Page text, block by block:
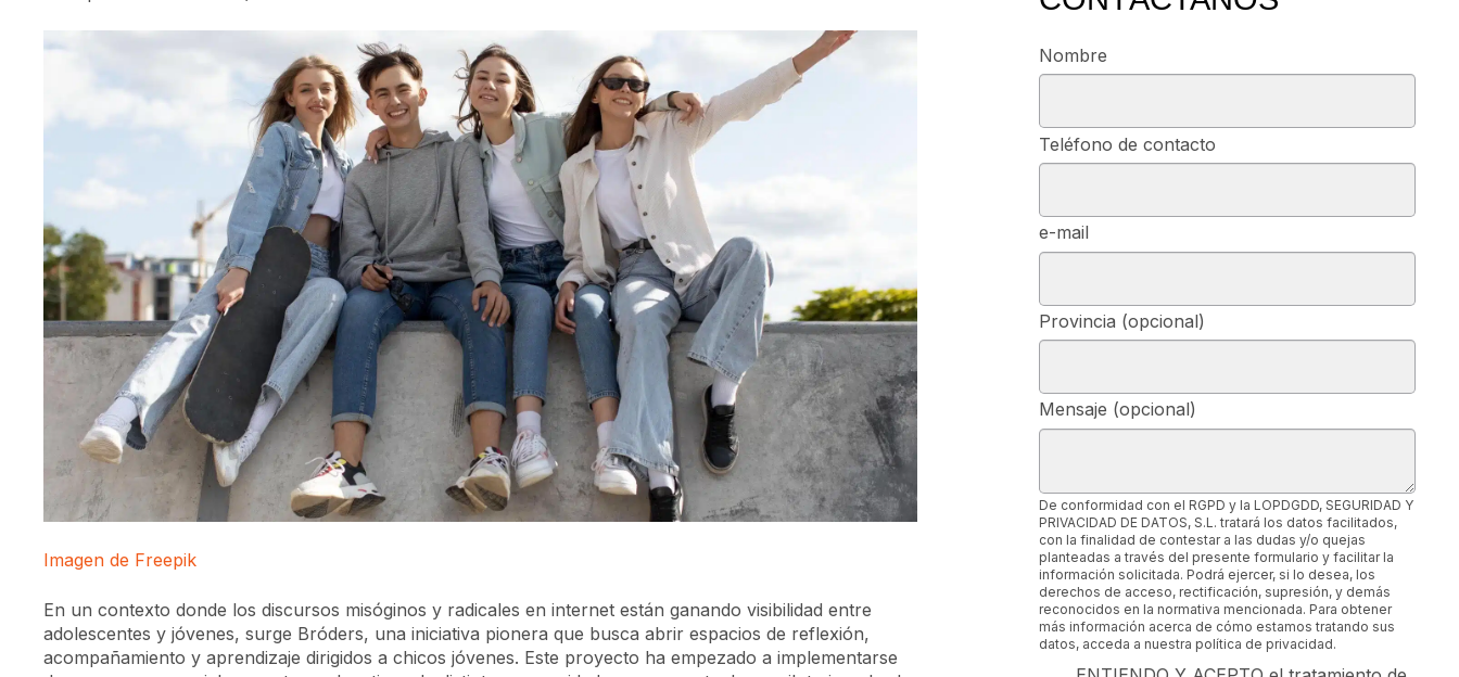
Imagen de Freepik
En un contexto donde los discursos misóginos y radicales en internet están ganando visibilidad entre
adolescentes y jóvenes, surge Bróders, una iniciativa pionera que busca abrir espacios de reflexión,
acompañamiento y aprendizaje dirigidos a chicos jóvenes. Este proyecto ha empezado a implementarse
Nombre
Teléfono de contacto
e-mail
Provincia (opcional)
Mensaje (opcional)
De conformidad con el RGPD y la LOPDGDD, SEGURIDAD Y
PRIVACIDAD DE DATOS, S.L. tratará los datos facilitados,
con la finalidad de contestar a las dudas y/o quejas
planteadas a través del presente formulario y facilitar la
información solicitada. Podrá ejercer, si lo desea, los
derechos de acceso, rectificación, supresión, y demás
reconocidos en la normativa mencionada. Para obtener
más información acerca de cómo estamos tratando sus
datos, acceda a nuestra política de privacidad.